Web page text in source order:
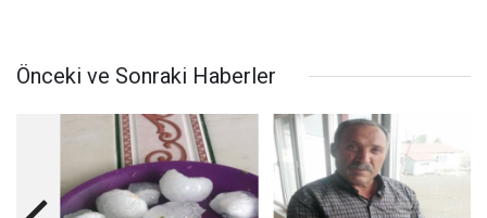
Önceki ve Sonraki Haberler